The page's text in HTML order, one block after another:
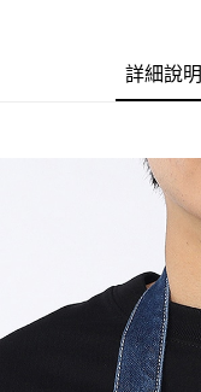
詳細說明